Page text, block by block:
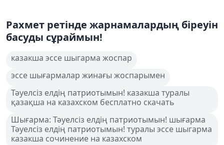
Рахмет ретінде жарнамалардың біреуін
басуды сұраймын!
казакша эссе шыгарма жоспар
эссе шығармалар жинағы жоспарымен
Тәуелсіз елдің патриотымын! казакша туралы
қазақша на казахском бесплатно скачать
Шығарма: Тәуелсіз елдің патриотымын! шығарма
Тәуелсіз елдің патриотымын! туралы эссе шыгарма
казакша сочинение на казахском